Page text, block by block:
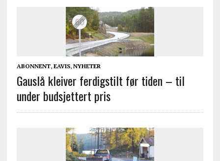
ABONNENT, EAVIS, NYHETER
Gauslå kleiver ferdigstilt før tiden – til
under budsjettert pris